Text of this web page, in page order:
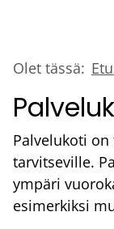
Olet tässä:
Palvelukoti
tarvitseville.
ympäri
esimerkiksi